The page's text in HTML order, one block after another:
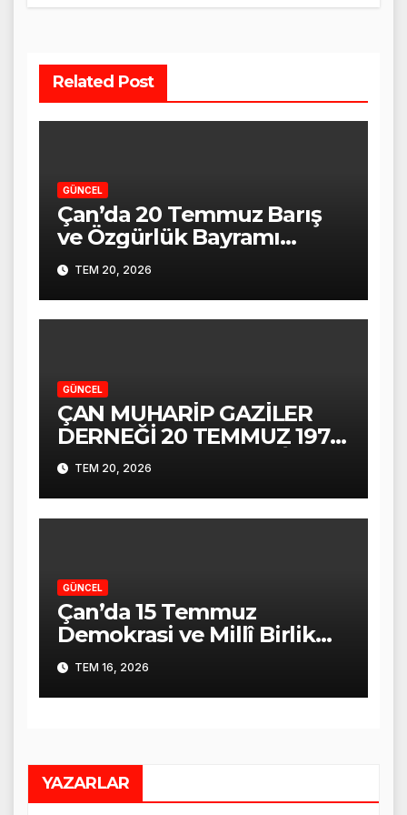
Related Post
GÜNCEL
Çan’da 20 Temmuz Barış
ve Özgürlük Bayramı
Törenle Kutlandı
TEM 20, 2026
GÜNCEL
ÇAN MUHARİP GAZİLER
DERNEĞİ 20 TEMMUZ 1974
KIBRIS BARIŞ HAREKÂTI
ALİ COŞKUN KONUŞMASI
TEM 20, 2026
GÜNCEL
Çan’da 15 Temmuz
Demokrasi ve Millî Birlik
Günü Coşkuyla Anıldı
TEM 16, 2026
YAZARLAR